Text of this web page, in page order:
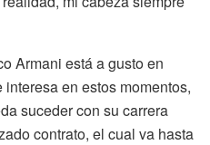
Armani está a gusto en
en estos momentos,
suceder con su carrera
contrato, el cual va hasta